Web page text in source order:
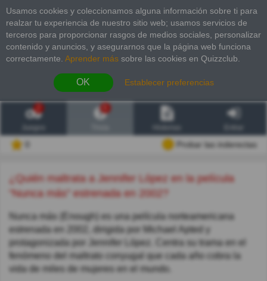
Usamos cookies y coleccionamos alguna información sobre ti para
realzar tu experiencia de nuestro sitio web; usamos servicios de
terceros para proporcionar rasgos de medios sociales, personalizar
contenido y anuncios, y asegurarnos que la página web funciona
correctamente. Aprender más sobre las cookies en Quizzclub.
OK Establecer preferencias
2
Probar las inderectas
¿Quién maltrata a Jennifer López en la película
"Nunca más" estrenada en 2002?
Nunca más (Enough) es una película norteamericana
estrenada en 2002, dirigida por Michael Apted y
protagonizada por Jennifer López. Centra su trama en el
fenómeno del maltrato conyugal que cada año cobra la
vida de miles de mujeres en el mundo.